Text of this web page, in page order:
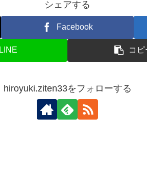
シェアする
Facebook
LINE コピ
hiroyuki.ziten33をフォローする